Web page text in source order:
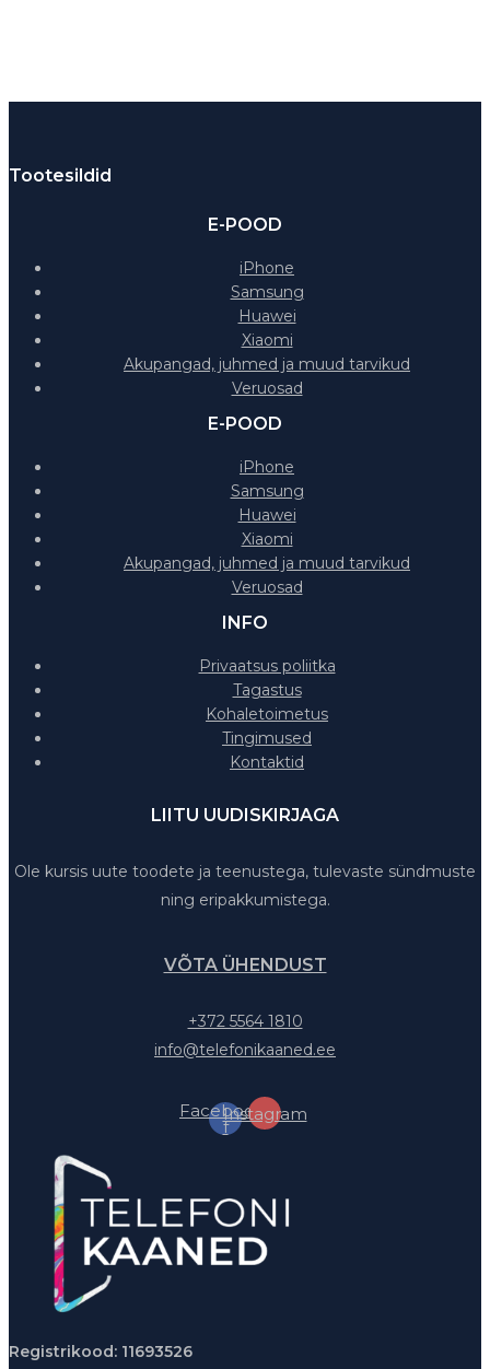
Tootesildid
E-POOD
iPhone
Samsung
Huawei
Xiaomi
Akupangad, juhmed ja muud tarvikud
Veruosad
E-POOD
iPhone
Samsung
Huawei
Xiaomi
Akupangad, juhmed ja muud tarvikud
Veruosad
INFO
Privaatsus poliitka
Tagastus
Kohaletoimetus
Tingimused
Kontaktid
LIITU UUDISKIRJAGA
Ole kursis uute toodete ja teenustega, tulevaste sündmuste
ning eripakkumistega.
VÕTA ÜHENDUST
+372 5564 1810
info@telefonikaaned.ee
Facebook-
f
Instagram
Registrikood: 11693526